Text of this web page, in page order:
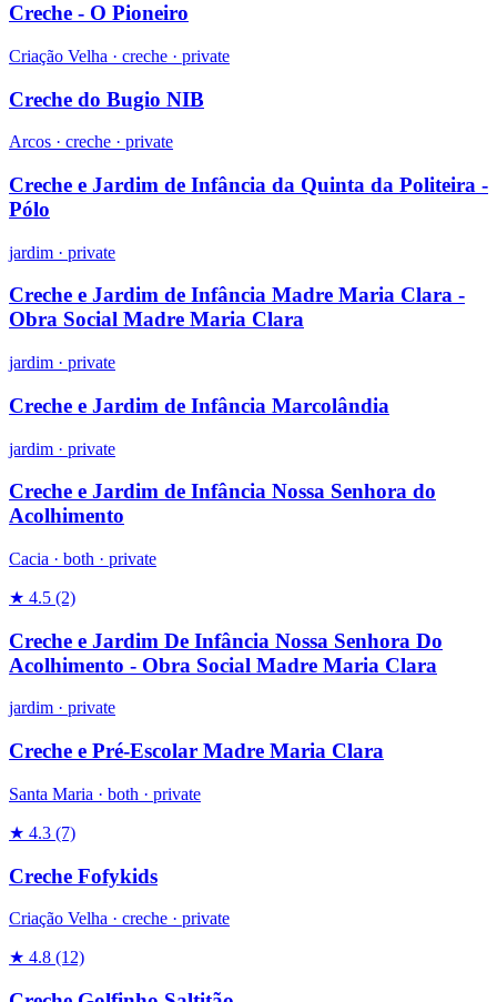
Creche - O Pioneiro
Criação Velha · creche · private
Creche do Bugio NIB
Arcos · creche · private
Creche e Jardim de Infância da Quinta da Politeira -
Pólo
jardim · private
Creche e Jardim de Infância Madre Maria Clara -
Obra Social Madre Maria Clara
jardim · private
Creche e Jardim de Infância Marcolândia
jardim · private
Creche e Jardim de Infância Nossa Senhora do
Acolhimento
Cacia · both · private
★ 4.5 (2)
Creche e Jardim De Infância Nossa Senhora Do
Acolhimento - Obra Social Madre Maria Clara
jardim · private
Creche e Pré-Escolar Madre Maria Clara
Santa Maria · both · private
★ 4.3 (7)
Creche Fofykids
Criação Velha · creche · private
★ 4.8 (12)